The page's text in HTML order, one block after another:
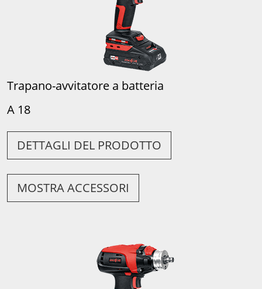
Trapano-avvitatore a batteria
A 18
DETTAGLI DEL PRODOTTO
MOSTRA ACCESSORI